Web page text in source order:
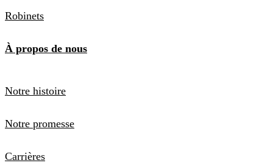
Robinets
À propos de nous
Notre histoire
Notre promesse
Carrières